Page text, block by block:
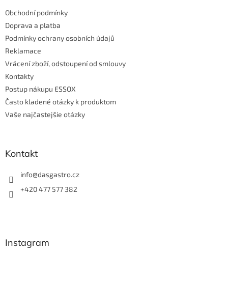
Obchodní podmínky
Doprava a platba
Podmínky ochrany osobních údajů
Reklamace
Vrácení zboží, odstoupení od smlouvy
Kontakty
Postup nákupu ESSOX
Často kladené otázky k produktom
Vaše najčastejšie otázky
Kontakt
info@dasgastro.cz
+420 477 577 382
Instagram